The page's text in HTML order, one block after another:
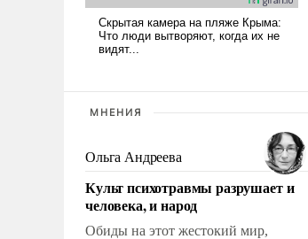
МНЕНИЯ
Ольга Андреева
Культ психотравмы разрушает и
человека, и народ
Обиды на этот жестокий мир,